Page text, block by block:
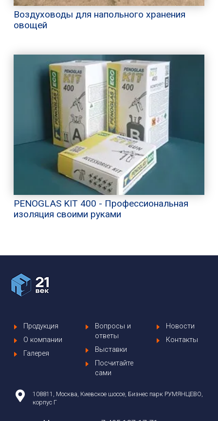
Воздуховоды для напольного хранения
овощей
PENOGLAS KIT 400 - Профессиональная
изоляция своими руками
Продукция
О компании
Галерея
Вопросы и
ответы
Выставки
Посчитайте
сами
Новости
Контакты
108811, Москва, Киевское шоссе, Бизнес парк РУМЯНЦЕВО,
корпус Г